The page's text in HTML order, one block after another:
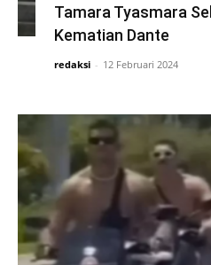
Tamara Tyasmara
Kematian Dante
redaksi - 12 Februari 2024